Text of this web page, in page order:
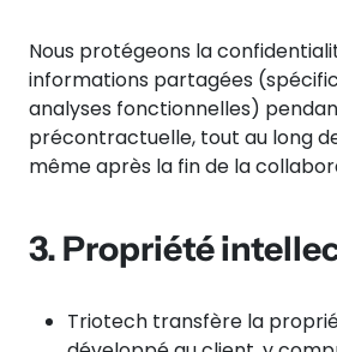
Nous protégeons la
informations partagées
analyses fonctionnelles)
précontractuelle, tout au long
même après la fin de la
3. Propriété
Triotech transfère la